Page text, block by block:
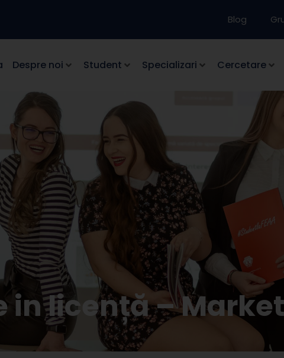
Blog
Despre noi Student Specializari Cercetare
in licență –